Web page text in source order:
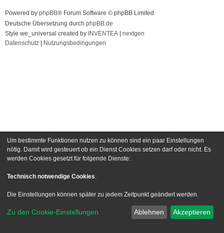
Powered by phpBB® Forum Software © phpBB Limited
Deutsche Übersetzung durch phpBB.de
Style we_universal created by INVENTEA
nextgen
Datenschutz
Nutzungsbedingungen
Um bestimmte Funktionen nutzen zu können sind ein paar Einstellungen
nötig. Damit wird gesteuert ob ein Dienst Cookies setzen darf oder nicht. Es
werden Cookies gesetzt für folgende Dienste:
Technisch notwendige Cookies.
Die Einstellungen können später zu jedem Zeitpunkt geändert werden.
Zu den Cookie-Einstellungen Ablehnen Akzeptieren